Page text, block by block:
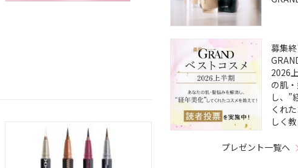
募集
2026
の肌
し、”
くれ
しく教
プレゼント一覧へ